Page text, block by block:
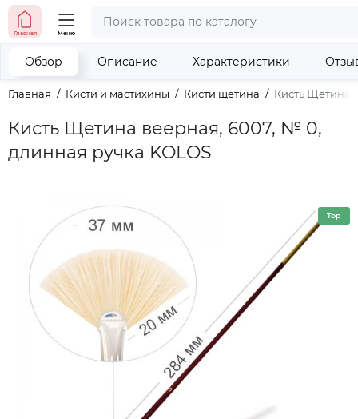
тел. (098) 673-42-06
наши контакты
Главная Меню
Главная Кисти и мастихины Кисти щетина Кисть Щетина
Кисть Щетина веерная, 6007, № 0,
длинная ручка KOLOS
Обзор Описание Характеристики
Top